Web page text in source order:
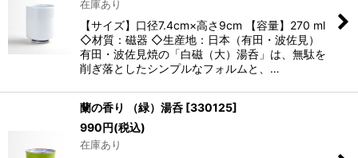
在庫あり
【サイズ】口径7.4cm×高さ9cm 【容量】270 ml
◇材質：磁器 ◇生産地：日本（有田・波佐見）
有田・波佐見焼の「白磁（大）湯呑」は、無駄を
削ぎ落としたシンプルなフォルムと、…
蘭の香り （緑）湯呑 [330125]
990円(税込)
在庫あり